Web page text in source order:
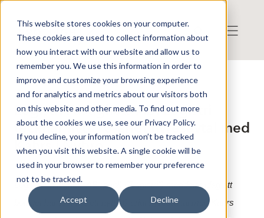
This website stores cookies on your computer.
These cookies are used to collect information about
how you interact with our website and allow us to
remember you. We use this information in order to
improve and customize your browsing experience
and for analytics and metrics about our visitors both
on this website and other media. To find out more
about the cookies we use, see our Privacy Policy.
If you decline, your information won’t be tracked
when you visit this website. A single cookie will be
used in your browser to remember your preference
not to be tracked.
Accept Decline
Press release from Companies
Publicerat: 2024-12-30 11:51:18
Logistri Fastighets AB: Logistri
tecknar nytt 10-årigt hyresavtal med
Kährs i Nybro
Logistri Fastighets AB (publ) ("Logistri") meddelar idag att
bolaget har tecknat ett nytt 10-årigt hyresavtal med Kährs